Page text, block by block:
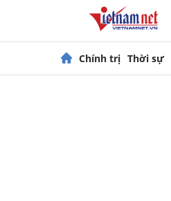
Chính trị Thời sự